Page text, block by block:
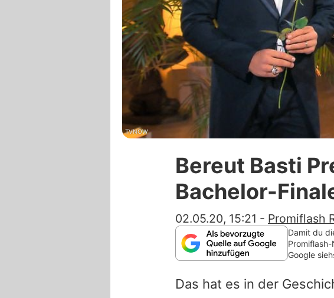
TVNOW
Bereut Basti
Bachelor-
02.05.20, 15:21 - Promiflash
Damit du
Google
Das hat es in der